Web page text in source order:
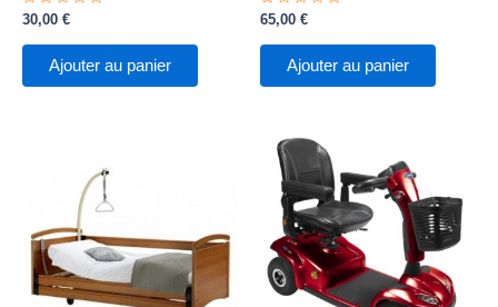
Note
sur
30,00 €
Ajouter au panier
Note
sur
65,00 €
Ajouter au panier